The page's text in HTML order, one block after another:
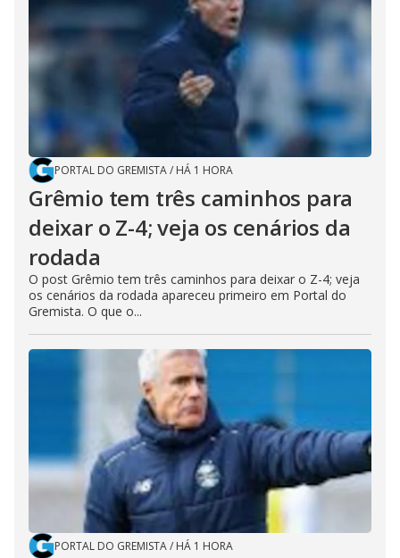
PORTAL DO GREMISTA/ HÁ 1 HORA
Grêmio tem três caminhos para
deixar o Z-4; veja os cenários da
rodada
O post Grêmio tem três caminhos para deixar o Z-4; veja
os cenários da rodada apareceu primeiro em Portal do
Gremista. O que o...
PORTAL DO GREMISTA/ HÁ 1 HORA